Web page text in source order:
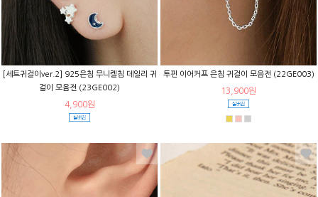
[세트귀걸이ver.2] 925은침 무니켈침 데일리 귀
걸이 모음전 (23GE002)
4,900원
투핀 이어커프 은침 귀걸이 모음전 (22GE003)
13,900원